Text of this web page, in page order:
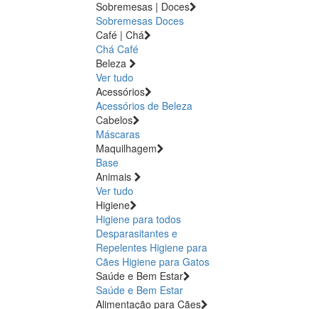
Sobremesas | Doces
Sobremesas Doces
Café | Chá
Chá Café
Beleza
Ver tudo
Acessórios
Acessórios de Beleza
Cabelos
Máscaras
Maquilhagem
Base
Animais
Ver tudo
Higiene
Higiene para todos
Desparasitantes e
Repelentes Higiene para
Cães Higiene para Gatos
Saúde e Bem Estar
Saúde e Bem Estar
Alimentação para Cães